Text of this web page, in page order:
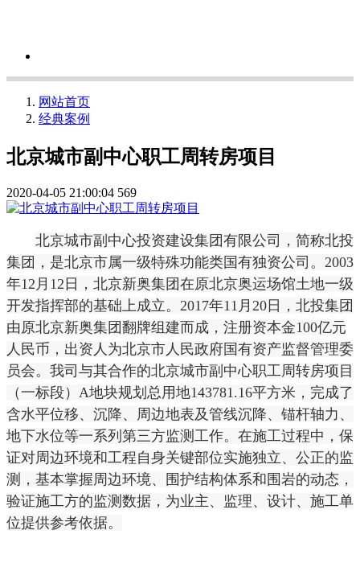
网站首页
经典案例
北京城市副中心职工周转房项目
2020-04-05 21:00:04 569
北京城市副中心投资建设集团有限公司，简称北投
集团，是北京市属一级特殊功能类国有独资公司。 2003
年12 月 12 日，北京新奥集团在原北京奥运场馆土地一级
开发指挥部的基础上成立。 2017年11 月 20日，北投集团
由原北京新奥集团翻牌组建而成，注册资本金100亿元
人民币，出资人为北京市人民政府国有资产监督管理委
员会。我司与其合作的北京城市副中心职工周转房项目
（一标段） A地块规划总用地143781.16平方米，完成了
含水平位移、沉降、周边地表及管线沉降、锚杆轴力、
地下水位等一系列第三方监测工作。在施工过程中，保
证对周边环境和工程自身关键部位实施独立、公正的监
测，基本掌握周边环境、围护结构体系和围岩的动态，
验证施工方的监测数据，为业主、监理、设计、施工单
位提供参考依据。